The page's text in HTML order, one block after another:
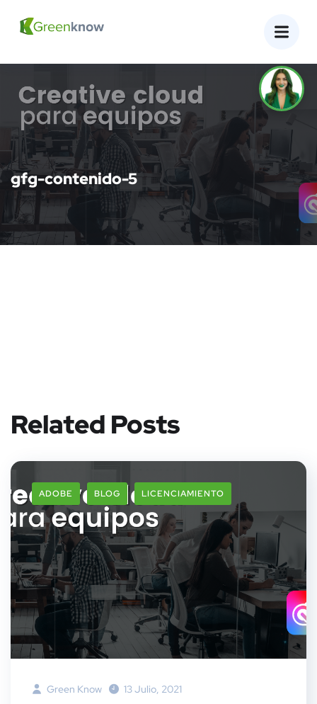
gfg-contenido-5
Related Posts
ADOBE BLOG LICENCIAMIENTO
Green Know 13 Julio, 2021